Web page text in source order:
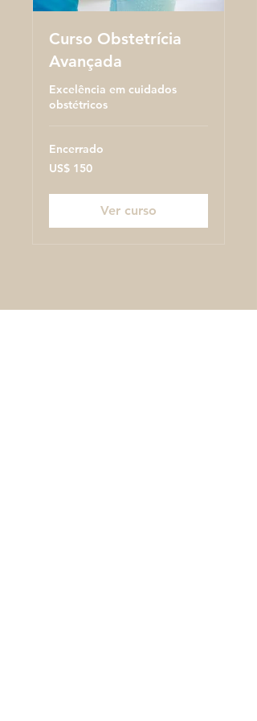
Curso Obstetrícia
Avançada
Excelência em cuidados
obstétricos
Encerrado
150
Dólares
US$ 150
Ver curso